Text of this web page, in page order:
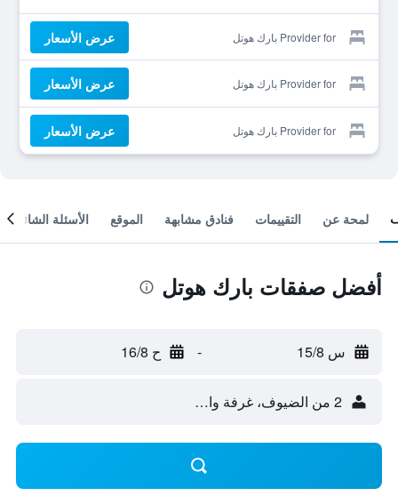
Provider for بارك هوتل عرض الأسعار
Provider for بارك هوتل عرض الأسعار
Provider for بارك هوتل عرض الأسعار
لمحة عن التقييمات فنادق مشابهة الموقع الأسئلة الشائعة
أفضل صفقات بارك هوتل
س 15/8 - ح 16/8
2 من الضيوف، غرفة واحدة